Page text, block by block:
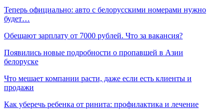
Теперь официально: авто с белорусскими номерами нужно
будет…
Обещают зарплату от 7000 рублей. Что за вакансия?
Появились новые подробности о пропавшей в Азии
белоруске
Что мешает компании расти, даже если есть клиенты и
продажи
Как уберечь ребенка от ринита: профилактика и лечение